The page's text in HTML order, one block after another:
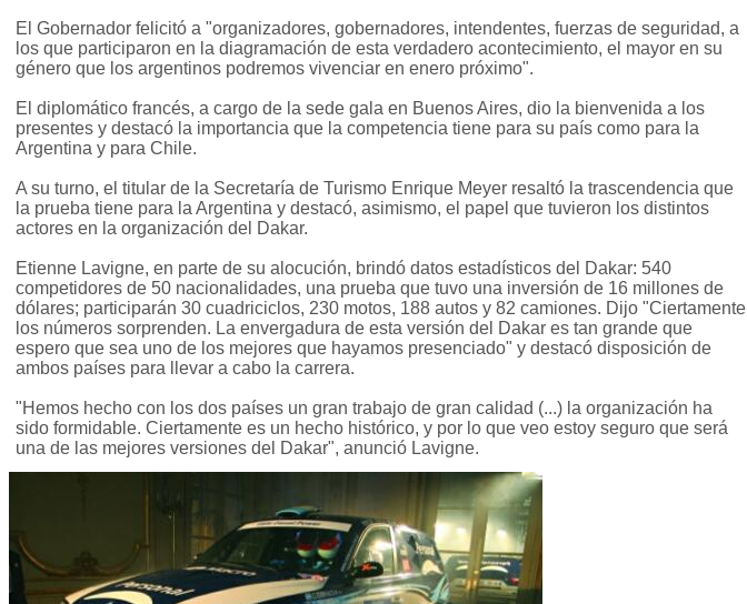
El Gobernador felicitó a "organizadores, gobernadores, intendentes, fuerzas de seguridad, a
los que participaron en la diagramación de esta verdadero acontecimiento, el mayor en su
género que los argentinos podremos vivenciar en enero próximo".
El diplomático francés, a cargo de la sede gala en Buenos Aires, dio la bienvenida a los
presentes y destacó la importancia que la competencia tiene para su país como para la
Argentina y para Chile.
A su turno, el titular de la Secretaría de Turismo Enrique Meyer resaltó la trascendencia que
la prueba tiene para la Argentina y destacó, asimismo, el papel que tuvieron los distintos
actores en la organización del Dakar.
Etienne Lavigne, en parte de su alocución, brindó datos estadísticos del Dakar: 540
competidores de 50 nacionalidades, una prueba que tuvo una inversión de 16 millones de
dólares; participarán 30 cuadriciclos, 230 motos, 188 autos y 82 camiones. Dijo "Ciertamente
los números sorprenden. La envergadura de esta versión del Dakar es tan grande que
espero que sea uno de los mejores que hayamos presenciado" y destacó disposición de
ambos países para llevar a cabo la carrera.
"Hemos hecho con los dos países un gran trabajo de gran calidad (...) la organización ha
sido formidable. Ciertamente es un hecho histórico, y por lo que veo estoy seguro que será
una de las mejores versiones del Dakar", anunció Lavigne.